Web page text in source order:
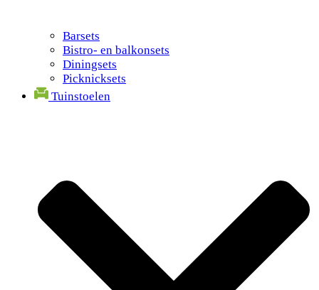
Barsets
Bistro- en balkonsets
Diningsets
Picknicksets
Tuinstoelen